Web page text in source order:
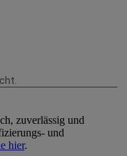
zuverlässig und
und
hier.